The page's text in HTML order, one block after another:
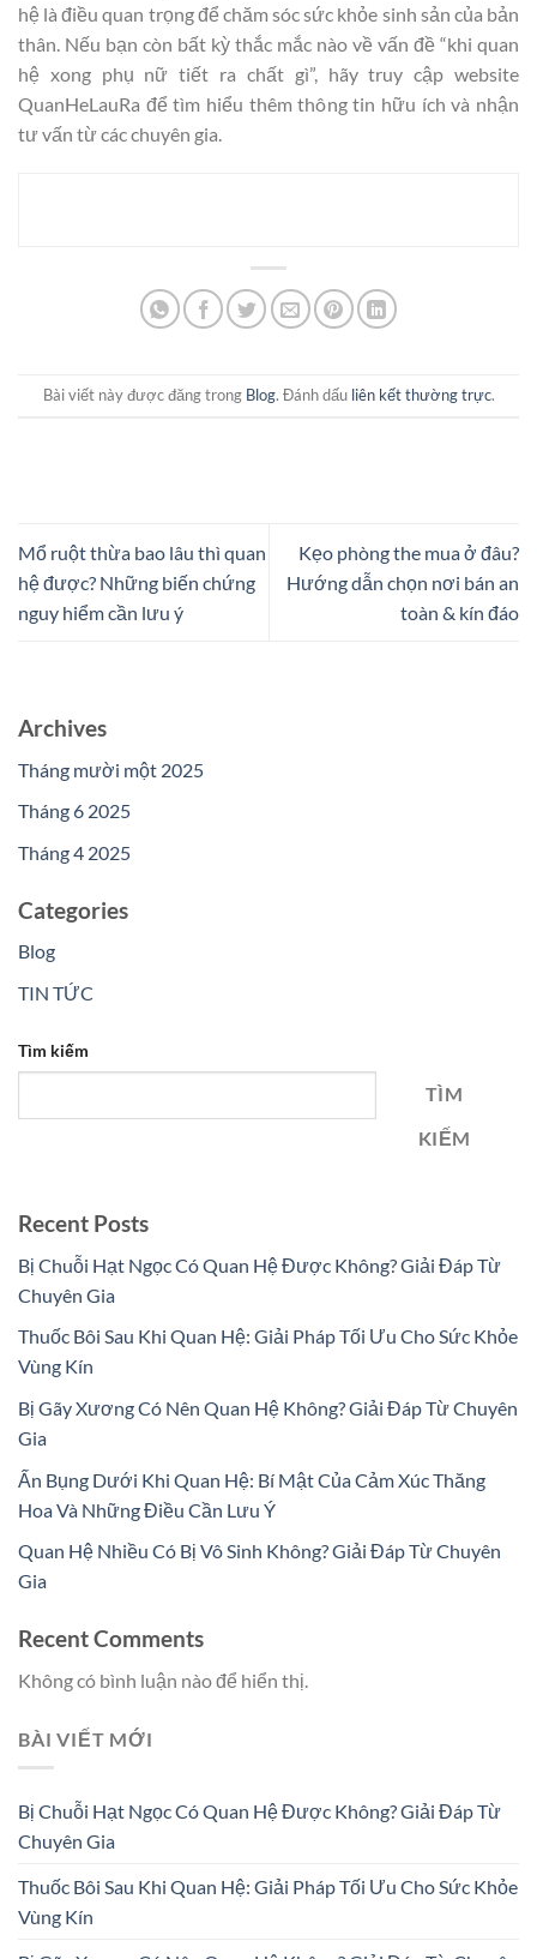
hệ là điều quan trọng để chăm sóc sức khỏe sinh sản của bản
thân. Nếu bạn còn bất kỳ thắc mắc nào về vấn đề “khi quan
hệ xong phụ nữ tiết ra chất gì”, hãy truy cập website
QuanHeLauRa để tìm hiểu thêm thông tin hữu ích và nhận
tư vấn từ các chuyên gia.
Bài viết này được đăng trong Blog. Đánh dấu liên kết thường trực.
Mổ ruột thừa bao lâu thì quan
hệ được? Những biến chứng
nguy hiểm cần lưu ý
Kẹo phòng the mua ở đâu?
Hướng dẫn chọn nơi bán an
toàn & kín đáo
Archives
Tháng mười một 2025
Tháng 6 2025
Tháng 4 2025
Categories
Blog
TIN TỨC
Tìm kiếm
TÌM
KIẾM
Recent Posts
Bị Chuỗi Hạt Ngọc Có Quan Hệ Được Không? Giải Đáp Từ
Chuyên Gia
Thuốc Bôi Sau Khi Quan Hệ: Giải Pháp Tối Ưu Cho Sức Khỏe
Vùng Kín
Bị Gãy Xương Có Nên Quan Hệ Không? Giải Đáp Từ Chuyên
Gia
Ấn Bụng Dưới Khi Quan Hệ: Bí Mật Của Cảm Xúc Thăng
Hoa Và Những Điều Cần Lưu Ý
Quan Hệ Nhiều Có Bị Vô Sinh Không? Giải Đáp Từ Chuyên
Gia
Recent Comments
Không có bình luận nào để hiển thị.
BÀI VIẾT MỚI
Bị Chuỗi Hạt Ngọc Có Quan Hệ Được Không? Giải Đáp Từ
Chuyên Gia
Thuốc Bôi Sau Khi Quan Hệ: Giải Pháp Tối Ưu Cho Sức Khỏe
Vùng Kín